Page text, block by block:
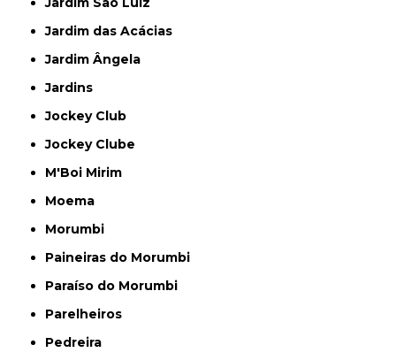
Jardim das Acácias
Jardim Ângela
Jardins
Jockey Club
Jockey Clube
M'Boi Mirim
Moema
Morumbi
Paineiras do Morumbi
Paraíso do Morumbi
Parelheiros
Pedreira